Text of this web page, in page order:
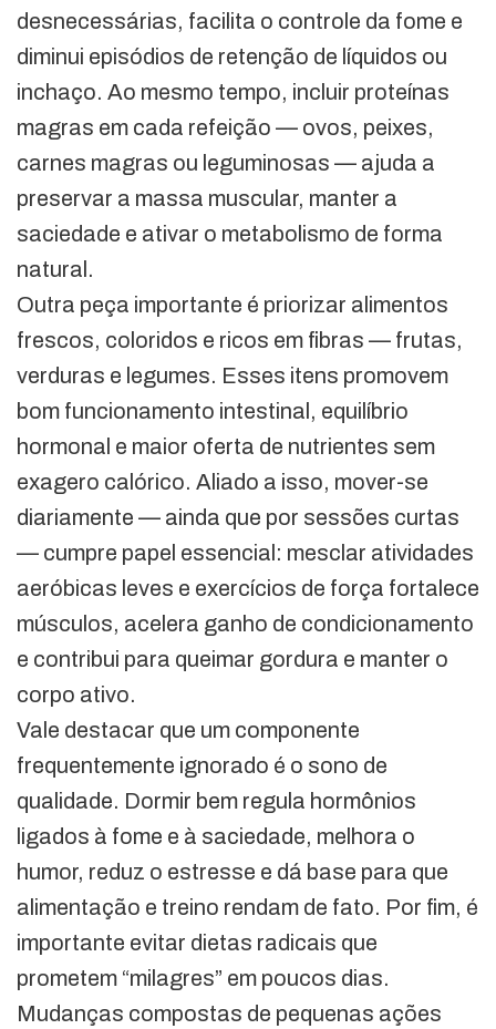
desnecessárias, facilita o controle da fome e
diminui episódios de retenção de líquidos ou
inchaço. Ao mesmo tempo, incluir proteínas
magras em cada refeição — ovos, peixes,
carnes magras ou leguminosas — ajuda a
preservar a massa muscular, manter a
saciedade e ativar o metabolismo de forma
natural.
Outra peça importante é priorizar alimentos
frescos, coloridos e ricos em fibras — frutas,
verduras e legumes. Esses itens promovem
bom funcionamento intestinal, equilíbrio
hormonal e maior oferta de nutrientes sem
exagero calórico. Aliado a isso, mover-se
diariamente — ainda que por sessões curtas
— cumpre papel essencial: mesclar atividades
aeróbicas leves e exercícios de força fortalece
músculos, acelera ganho de condicionamento
e contribui para queimar gordura e manter o
corpo ativo.
Vale destacar que um componente
frequentemente ignorado é o sono de
qualidade. Dormir bem regula hormônios
ligados à fome e à saciedade, melhora o
humor, reduz o estresse e dá base para que
alimentação e treino rendam de fato. Por fim, é
importante evitar dietas radicais que
prometem “milagres” em poucos dias.
Mudanças compostas de pequenas ações